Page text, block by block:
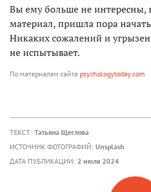
Вы ему больше не интересны,
материал, пришла пора
Никаких сожалений и
не испытывает.
По материалам сайта psychologytoday.com
ТЕКСТ: Татьяна Щеглова
ИСТОЧНИК ФОТОГРАФИЙ: Unsplash
ДАТА ПУБЛИКАЦИИ: 2 июля 2024